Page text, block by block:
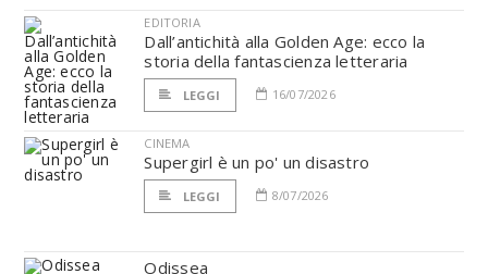
EDITORIA
Dall’antichità alla Golden Age: ecco la
storia della fantascienza letteraria
LEGGI 16/07/2026
CINEMA
Supergirl è un po' un disastro
LEGGI 8/07/2026
Odissea